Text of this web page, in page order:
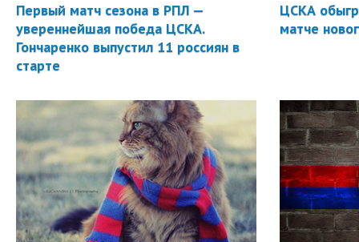
Первый матч сезона в РПЛ —
увереннейшая победа ЦСКА.
Гончаренко выпустил 11 россиян в
старте
ЦСКА
матче